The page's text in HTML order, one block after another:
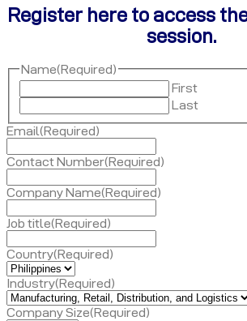
Register here to access
session.
Name(Required)
First
Last
Email(Required)
Contact Number(Required)
Company Name(Required)
Job title(Required)
Country(Required)
Industry(Required)
Company Size(Required)